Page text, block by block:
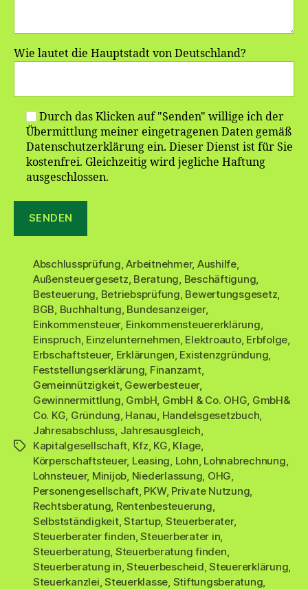
Wie lautet die Hauptstadt von Deutschland?
Durch das Klicken auf "Senden" willige ich der
Übermittlung meiner eingetragenen Daten gemäß
Datenschutzerklärung ein. Dieser Dienst ist für Sie
kostenfrei. Gleichzeitig wird jegliche Haftung
ausgeschlossen.
Schlagwörter
Abschlussprüfung ,Arbeitnehmer, Aushilfe,
Außensteuergesetz Beratung Beschäftigung
Besteuerung Betriebsprüfung Bewertungsgesetz
BGB Buchhaltung Bundesanzeiger,
Einkommensteuer, Einkommensteuererklärung
Einspruch Einzelunternehmen Elektroauto, Erbfolge
Erbschaftsteuer, Erklärungen Existenzgründung
Feststellungserklärung Finanzamt,
Gemeinnützigkeit, Gewerbesteuer,
Gewinnermittlung GmbH GmbH & Co. OHG GmbH&
Co. KG Gründung Hanau Handelsgesetzbuch
Jahresabschluss Jahresausgleich
Kapitalgesellschaft Kfz KG Klage
Körperschaftsteuer, Leasing Lohn Lohnabrechnung
Lohnsteuer, Minijob Niederlassung OHG
Personengesellschaft, PKW, Private Nutzung
Rechtsberatung Rentenbesteuerung
Selbstständigkeit,Startup, Steuerberater,
Steuerberater finden ,Steuerberater in
Steuerberatung Steuerberatung finden
Steuerberatung in ,Steuerbescheid ,Steuererklärung
Steuerkanzlei ,Steuerklasse Stiftungsberatung